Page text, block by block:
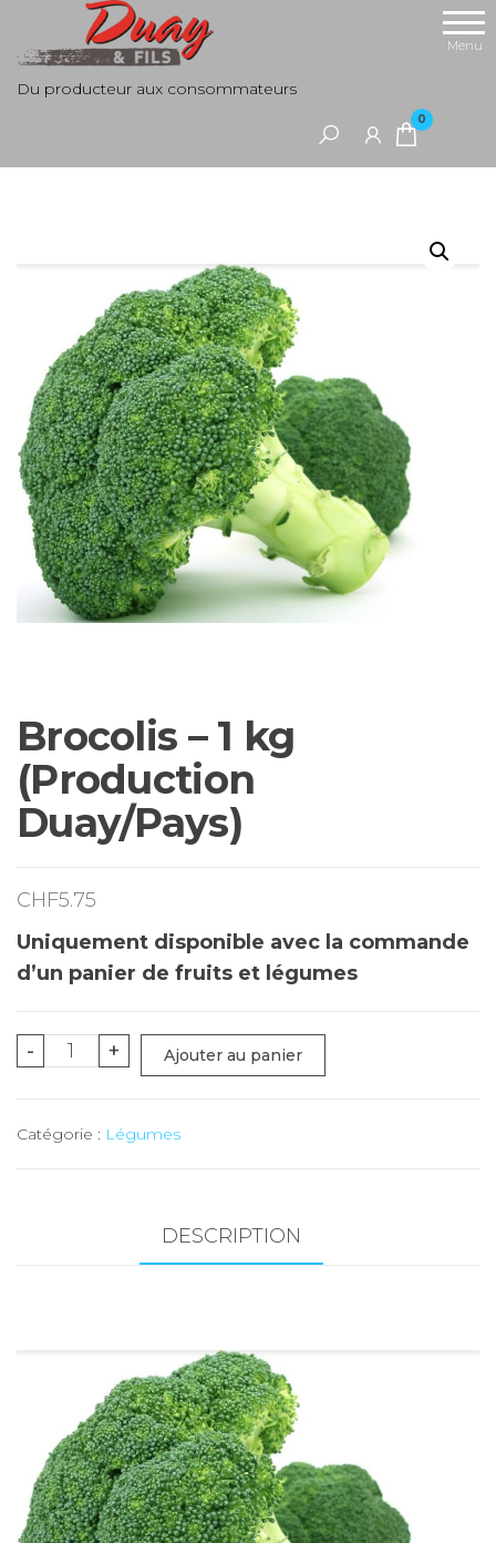
Du producteur aux consommateurs
0
Menu
Brocolis – 1 kg
(Production
Duay/Pays)
CHF5.75
Uniquement disponible avec la commande
d’un panier de fruits et légumes
-
quantité
-
(Production
Duay/Pays)
+ Ajouter au panier
Catégorie : Légumes
DESCRIPTION